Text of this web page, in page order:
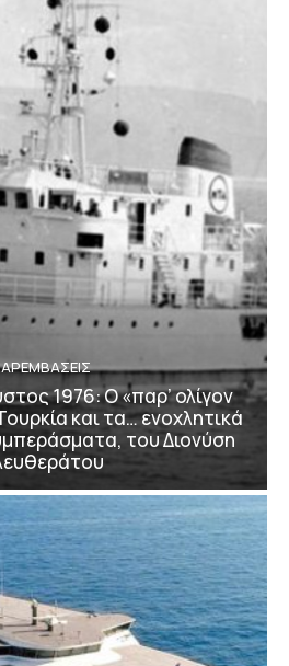
1976: Ο «παρ’ ολίγον
και τα… ενοχλητικά
του Διονύση